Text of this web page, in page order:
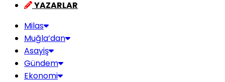
YAZARLAR
Milas
Muğla’dan
Asayiş
Gündem
Ekonomi